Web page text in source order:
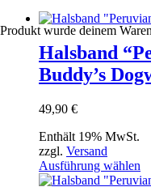
Produkt wurde deinem
Halsband
Buddy’s
49,90 €
Enthält 19% MwSt.
zzgl. Versand
Ausführung wählen